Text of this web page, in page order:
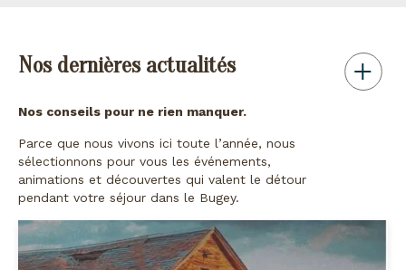
Nos dernières actualités
Nos conseils pour ne rien manquer.
Parce que nous vivons ici toute l’année, nous
sélectionnons pour vous les événements,
animations et découvertes qui valent le détour
pendant votre séjour dans le Bugey.